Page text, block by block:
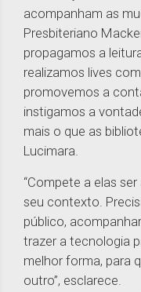
acompanham as
Presbiteriano
propagamos a
realizamos lives
promovemos a
instigamos a
mais o que as
Lucimara.
“Compete a elas
seu contexto.
público,
trazer a tecnologia
melhor forma, para
outro”, esclarece.